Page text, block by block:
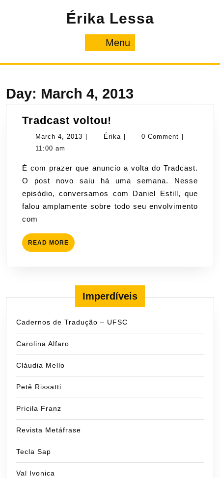
Érika Lessa
Menu
Day: March 4, 2013
Tradcast voltou!
voltou!
March 4, 2013 MarchÉrika Érika 0 Comment
11:00 am
É com prazer que anuncio a volta do Tradcast.
O post novo saiu há uma semana. Nesse
episódio, conversamos com Daniel Estill, que
falou amplamente sobre todo seu envolvimento
com
READ MORE READ
MORE
Imperdíveis
Cadernos de Tradução – UFSC
Carolina Alfaro
Cláudia Mello
Petê Rissatti
Pricila Franz
Revista Metáfrase
Tecla Sap
Val Ivonica